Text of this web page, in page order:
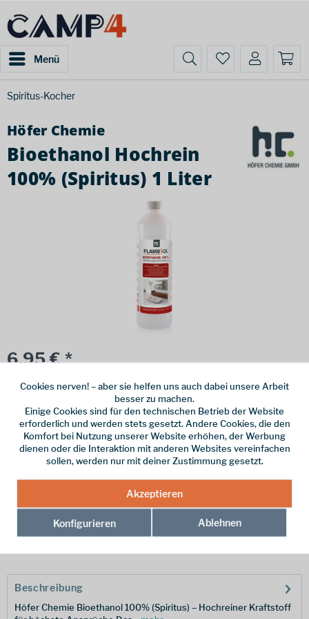
Menü
Spiritus-Kocher
Höfer Chemie
Bioethanol Hochrein
100% (Spiritus) 1 Liter
6,95 € *
zzgl. Versandkosten
Online bestellen Ladenabholung
vorrätig | Lieferzeit 1-3 Werktage
Beschreibung
Höfer Chemie Bioethanol 100% (Spiritus) – Hochreiner Kraftstoff
Cookies nerven! – aber sie helfen uns auch dabei unsere Arbeit
besser zu machen.
Einige Cookies sind für den technischen Betrieb der Website
erforderlich und werden stets gesetzt. Andere Cookies, die den
Komfort bei Nutzung unserer Website erhöhen, der Werbung
dienen oder die Interaktion mit anderen Websites vereinfachen
sollen, werden nur mit deiner Zustimmung gesetzt.
Akzeptieren
Konfigurieren Ablehnen